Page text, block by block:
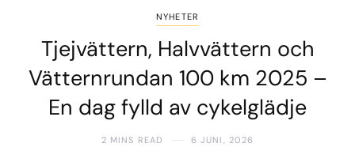
NYHETER
Tjejvättern, Halvvättern och
Vätternrundan 100 km 2025 –
En dag fylld av cykelglädje
2 MINS READ 6 JUNI, 2026